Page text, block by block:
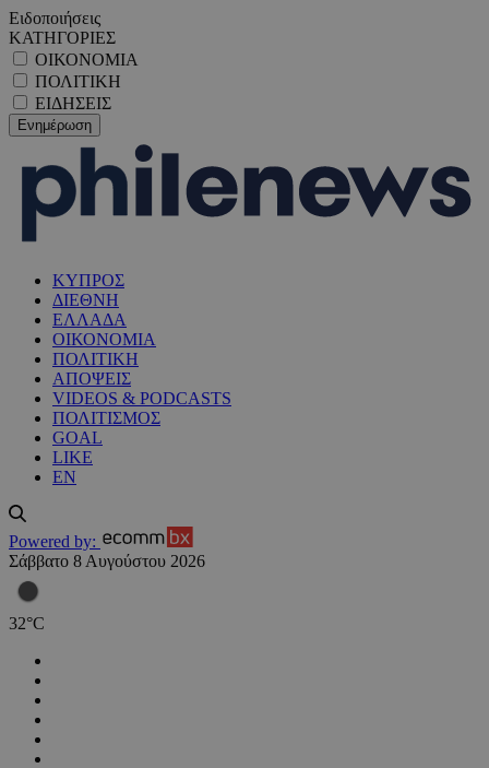
Ειδοποιήσεις
ΚΑΤΗΓΟΡΙΕΣ
ΟΙΚΟΝΟΜΙΑ
ΠΟΛΙΤΙΚΗ
ΕΙΔΗΣΕΙΣ
ΚΥΠΡΟΣ
ΔΙΕΘΝΗ
ΕΛΛΑΔΑ
ΟΙΚΟΝΟΜΙΑ
ΠΟΛΙΤΙΚΗ
ΑΠΟΨΕΙΣ
VIDEOS & PODCASTS
ΠΟΛΙΤΙΣΜΟΣ
GOAL
LIKE
EN
Powered by:
Σάββατο 8 Αυγούστου 2026
32°C